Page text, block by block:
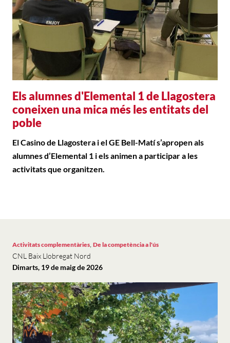
Els alumnes d'Elemental 1 de Llagostera
coneixen una mica més les entitats del
poble
El Casino de Llagostera i el GE Bell-Matí s’apropen als
alumnes d’Elemental 1 i els animen a participar a les
activitats que organitzen.
Activitats complementàries, De la competència a l'ús
CNL Baix Llobregat Nord
Dimarts, 19 de maig de 2026